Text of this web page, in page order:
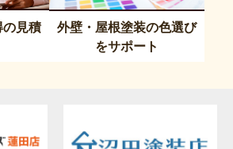
見積
外壁・屋根塗装の色選び
をサポート